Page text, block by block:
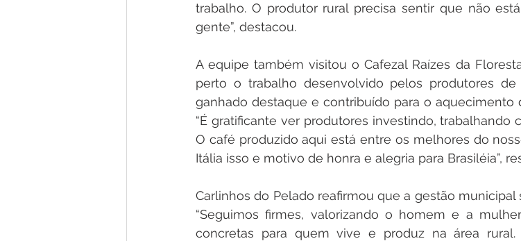
trabalho. O produtor rural precisa sentir que não
gente”, destacou.
A equipe também visitou o Cafezal Raízes da
perto o trabalho desenvolvido pelos produtores
ganhado destaque e contribuído para o aquecimento
“É gratificante ver produtores investindo, trabalhando
O café produzido aqui está entre os melhores do
Itália isso e motivo de honra e alegria para Brasiléia”,
Carlinhos do Pelado reafirmou que a gestão
“Seguimos firmes, valorizando o homem e a
concretas para quem vive e produz na área